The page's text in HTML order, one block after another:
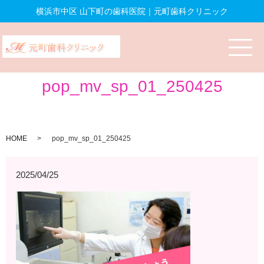
横浜市中区 山下町の歯科医院｜元町歯科クリニック
pop_mv_sp_01_250425
HOME pop_mv_sp_01_250425
2025/04/25